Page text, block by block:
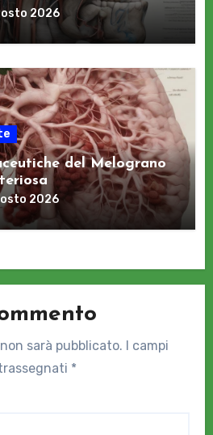
2026
del Melograno
2026
sarà pubblicato. I campi
*